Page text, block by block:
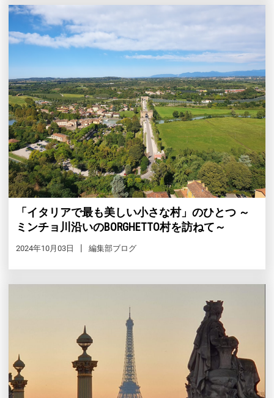
「イタリアで最も美しい小さな村」のひとつ ～
ミンチョ川沿いのBORGHETTO村を訪ねて～
2024年10月03日 編集部ブログ